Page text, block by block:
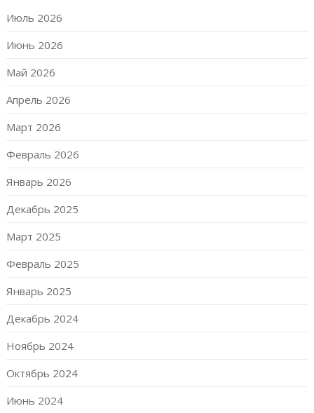
Июль 2026
Июнь 2026
Май 2026
Апрель 2026
Март 2026
Февраль 2026
Январь 2026
Декабрь 2025
Март 2025
Февраль 2025
Январь 2025
Декабрь 2024
Ноябрь 2024
Октябрь 2024
Июнь 2024